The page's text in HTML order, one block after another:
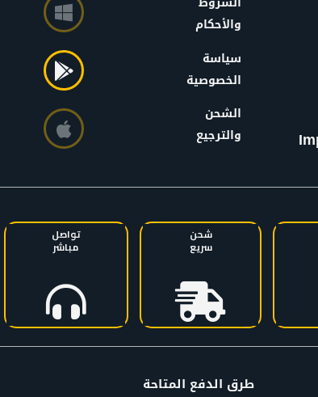
والأحكام
سياسة
الخصوصية
الشحن
والترجيع
شحن
سريع
تواصل
مباشر
طرق الدفع المتاحة